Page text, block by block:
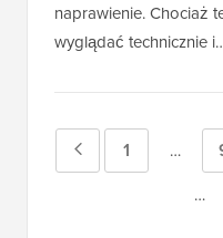
naprawienie. Chociaż
wyglądać technicznie
Poprzednia
Strona
1
Strony
…
…